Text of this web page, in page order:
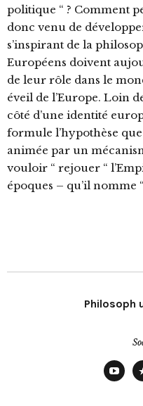
politique “ ? Comment
donc venu de
s’inspirant de la
Européens doivent
de leur rôle dans le
éveil de l’Europe. Loin
côté d’une identité
formule l’hypothèse
animée par un
vouloir “ rejouer “
époques – qu’il nomme
Philosoph